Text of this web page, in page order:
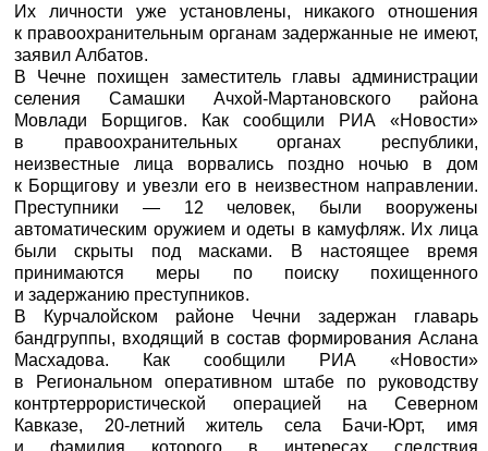
Их личности уже установлены, никакого отношения
к правоохранительным органам задержанные не имеют,
заявил Албатов.
В Чечне похищен заместитель главы администрации
селения Самашки Ачхой-Мартановского района
Мовлади Борщигов. Как сообщили
РИА «Новости»
в правоохранительных органах республики,
неизвестные лица ворвались поздно ночью в дом
к Борщигову и увезли его в неизвестном направлении.
Преступники — 12 человек, были вооружены
автоматическим оружием и одеты в камуфляж. Их лица
были скрыты под масками. В настоящее время
принимаются меры по поиску похищенного
и задержанию преступников.
В Курчалойском районе Чечни задержан главарь
бандгруппы, входящий в состав формирования Аслана
Масхадова. Как сообщили
РИА «Новости»
в Региональном оперативном штабе по руководству
контртеррористической операцией на Северном
Кавказе, 20-летний житель села Бачи-Юрт, имя
и фамилия которого в интересах следствия